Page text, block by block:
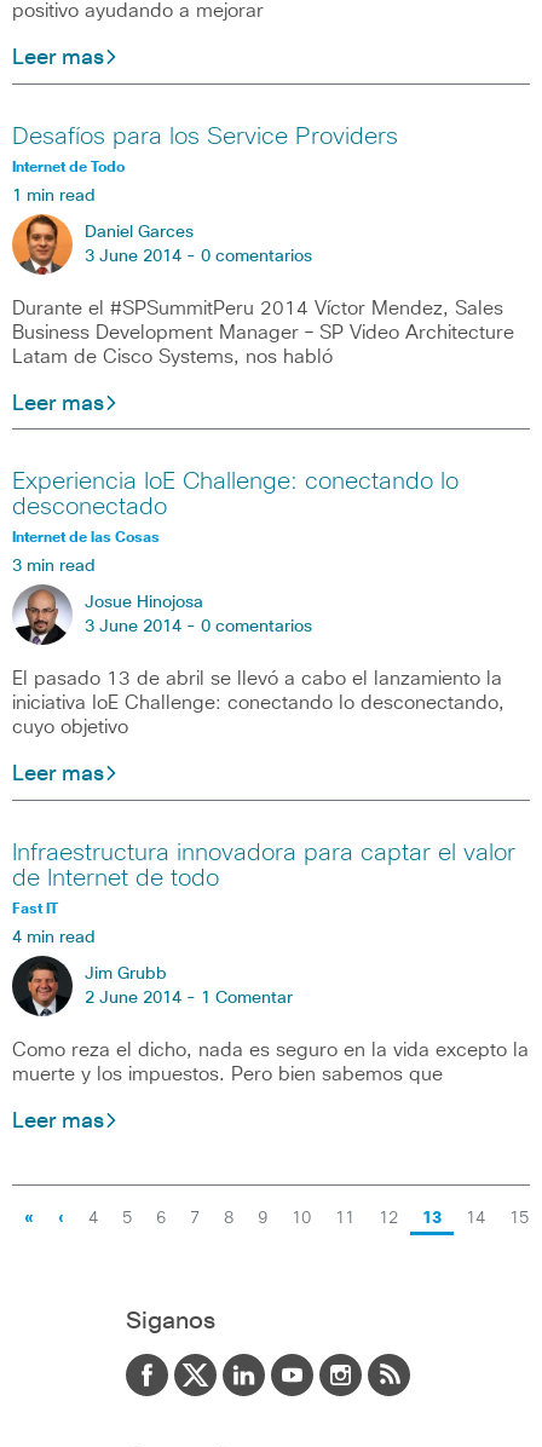
positivo ayudando a mejorar
Leer mas
Desafíos para los Service Providers
Internet de Todo
1 min read
Daniel Garces
3 June 2014 - 0 comentarios
Durante el #SPSummitPeru 2014 Víctor Mendez, Sales
Business Development Manager – SP Video Architecture
Latam de Cisco Systems, nos habló
Leer mas
Experiencia IoE Challenge: conectando lo
desconectado
Internet de las Cosas
3 min read
Josue Hinojosa
3 June 2014 - 0 comentarios
El pasado 13 de abril se llevó a cabo el lanzamiento la
iniciativa IoE Challenge: conectando lo desconectando,
cuyo objetivo
Leer mas
Infraestructura innovadora para captar el valor
de Internet de todo
Fast IT
4 min read
Jim Grubb
2 June 2014 - 1 Comentar
Como reza el dicho, nada es seguro en la vida excepto la
muerte y los impuestos. Pero bien sabemos que
Leer mas
« ‹ 4 5 6 7 8 9 10 11 12 13 14 15
Siganos